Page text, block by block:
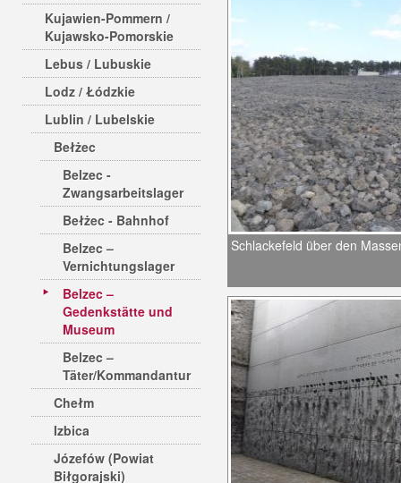
Kujawien-Pommern /
Kujawsko-Pomorskie
Lebus / Lubuskie
Lodz / Łódzkie
Lublin / Lubelskie
Bełżec
Belzec -
Zwangsarbeitslager
Bełżec - Bahnhof
Belzec –
Vernichtungslager
Belzec –
Gedenkstätte und
Museum
Belzec –
Täter/Kommandantur
Chełm
Izbica
Józefów (Powiat
Biłgorajski)
Schlackefeld über den